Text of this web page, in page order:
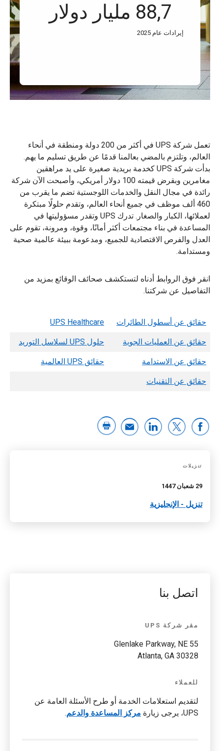
88,7 مليار دولار
إيرادات عام 2025
تعمل شركة UPS في أكثر من 200 دولة ومنطقة في أنحاء
العالم، وتلتزم بالمضي بعالمنا قدمًا عن طريق تسليم ما يهم.
بدأت شركة UPS كخدمة بريدية صغيرة على يد مراهقين
مغامرين وبقرض قيمته 100 دولار أمريكي، وأصبحت الآن شركة
رائدة في مجال النقل والخدمات اللوجستية تضم ما يقرب من
460 ألف موظف في جميع أنحاء العالم، وتقدم حلولًا مبتكرة
لعملائها، الكبار والصغار. تدرك UPS وتقدر مسؤوليتها في
المساعدة في بناء مجتمعات أكثر أمانًا، وقوة، ومرونة، تقوم على
العدل والفرص الاقتصادية للجميع، ومدعومة ببيئة عالمية صحية
ومستدامة.
انقر فوق الروابط أدناه لتستكشف صحائف الوقائع بمزيد من
التفاصيل عن شركتنا.
حقائق عن أسطول الطائرات UPS Healthcare
حقائق عن العمليات الجوية حلول UPS لسلاسل التوريد
حقائق عن الاستدامة حقائق UPS العالمية
حقائق عن التقنيات
تنزيلات
29 شعبان 1447
تنزيل - الإنجليزية
اتصل بنا
مقر شركة UPS
55 Glenlake Parkway, NE
Atlanta, GA 30328
للعملاء
لتقديم استعلامات الخدمة أو طرح الأسئلة العامة عن
UPS، يرجى زيارة
مركز المساعدة والدعم.